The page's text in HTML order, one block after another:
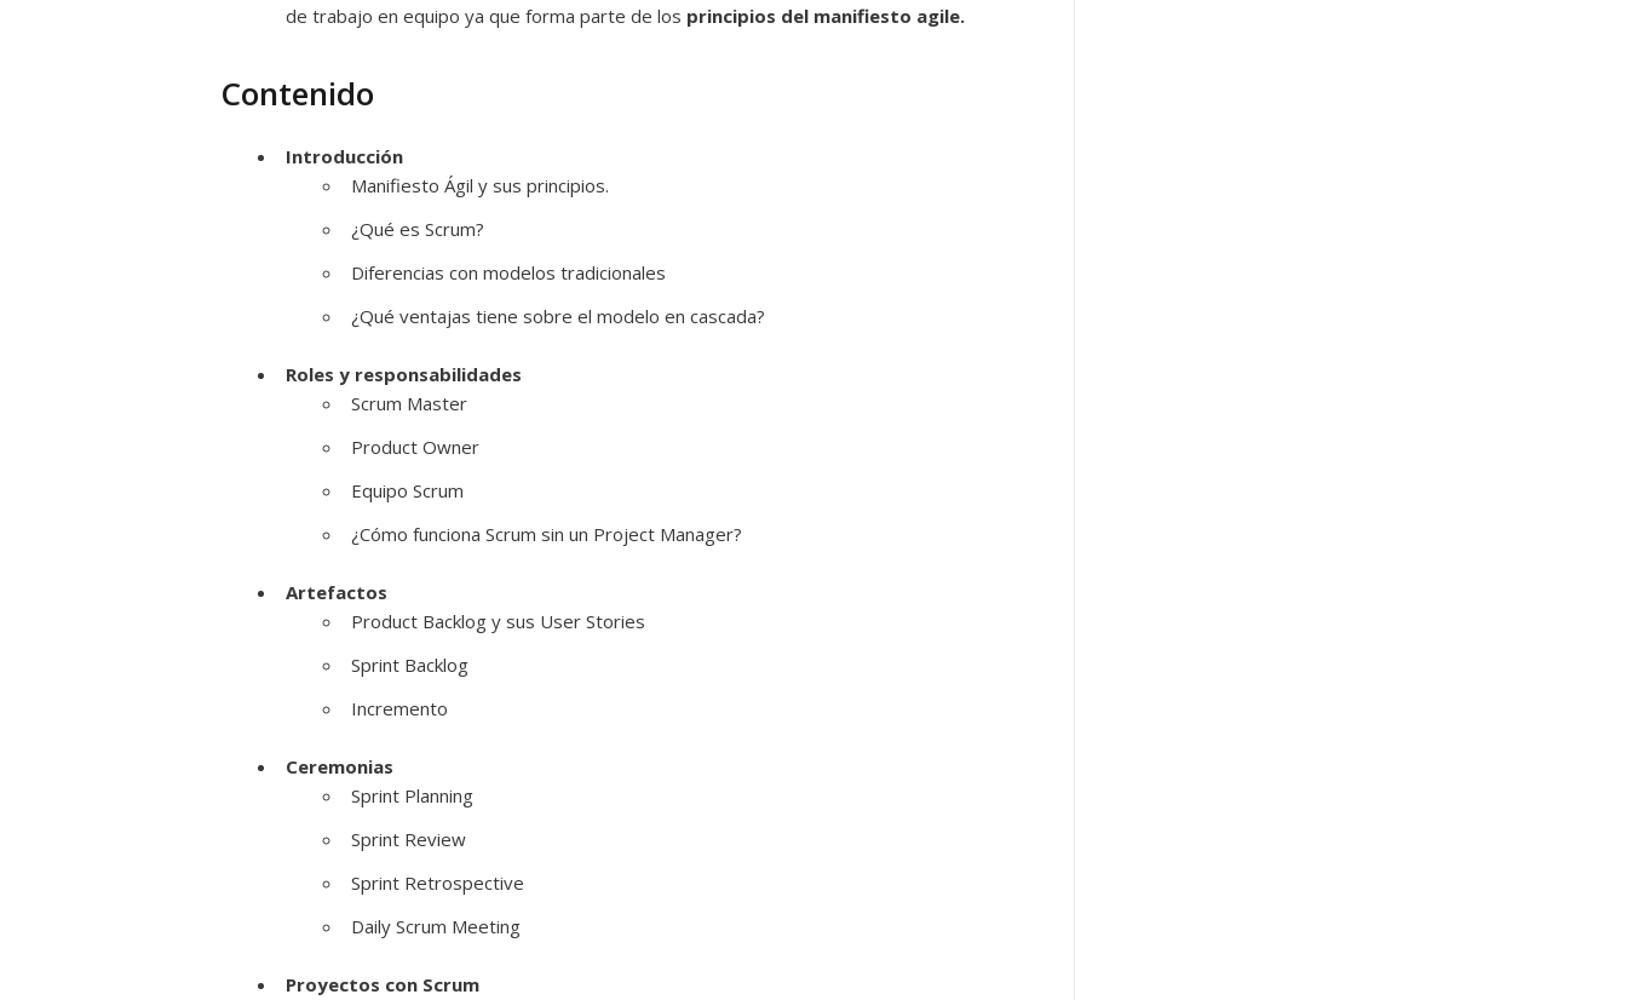
de trabajo en equipo ya que forma parte de los principios del manifiesto agile.
Contenido
Introducción
Manifiesto Ágil y sus principios.
¿Qué es Scrum?
Diferencias con modelos tradicionales
¿Qué ventajas tiene sobre el modelo en cascada?
Roles y responsabilidades
Scrum Master
Product Owner
Equipo Scrum
¿Cómo funciona Scrum sin un Project Manager?
Artefactos
Product Backlog y sus User Stories
Sprint Backlog
Incremento
Ceremonias
Sprint Planning
Sprint Review
Sprint Retrospective
Daily Scrum Meeting
Proyectos con Scrum